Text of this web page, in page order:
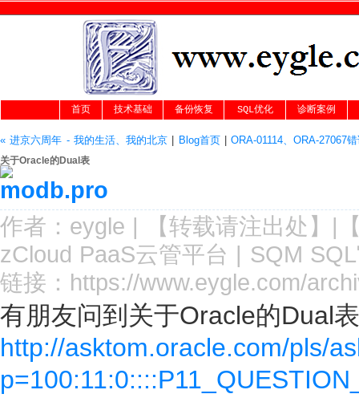
首页 技术基础 备份恢复 SQL优化 诊断案例
« 进京六周年 - 我的生活、我的北京| Blog首页|ORA-01114、ORA-27067
关于Oracle的Dual表
作者： eygle | 【转载请注出处 】|
zCloud PaaS云管平台 | SQM
链接： https://www.eygle.com/
有朋友问到关于Oracle的Dual
http://asktom.oracle.com/pls/